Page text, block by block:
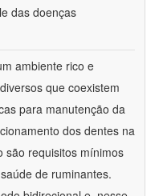
das doenças
ambiente rico e
que coexistem
para manutenção da
dos dentes na
são requisitos mínimos
de ruminantes.